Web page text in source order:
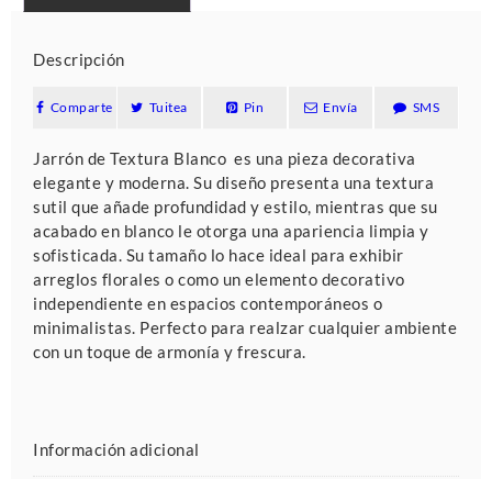
Descripción
Comparte Tuitea Pin Envía SMS
Jarrón de Textura Blanco es una pieza decorativa
elegante y moderna. Su diseño presenta una textura
sutil que añade profundidad y estilo, mientras que su
acabado en blanco le otorga una apariencia limpia y
sofisticada. Su tamaño lo hace ideal para exhibir
arreglos florales o como un elemento decorativo
independiente en espacios contemporáneos o
minimalistas. Perfecto para realzar cualquier ambiente
con un toque de armonía y frescura.
Información adicional